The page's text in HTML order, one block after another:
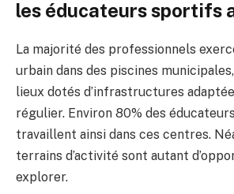
les éducateurs sportifs
La majorité des professionnels
urbain dans des piscines
lieux dotés d’infrastructures
régulier. Environ 80% des
travaillent ainsi dans ces centres.
terrains d’activité sont autant
explorer.